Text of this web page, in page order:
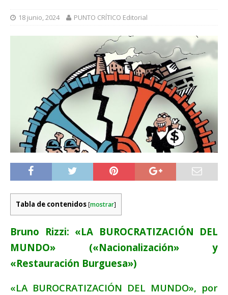
18 junio, 2024 PUNTO CRÍTICO Editorial
Tabla de contenidos [mostrar]
Bruno Rizzi: «LA BUROCRATIZACIÓN DEL
MUNDO» («Nacionalización» y
«Restauración Burguesa»)
«LA BUROCRATIZACIÓN DEL MUNDO», por